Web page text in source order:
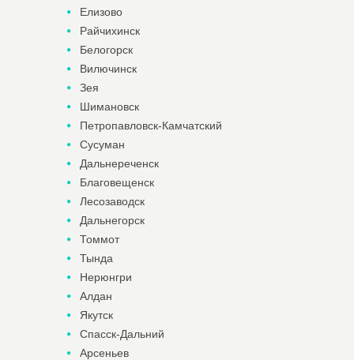
Елизово
Райчихинск
Белогорск
Вилючинск
Зея
Шимановск
Петропавловск-Камчатский
Сусуман
Дальнереченск
Благовещенск
Лесозаводск
Дальнегорск
Томмот
Тында
Нерюнгри
Алдан
Якутск
Спасск-Дальний
Арсеньев